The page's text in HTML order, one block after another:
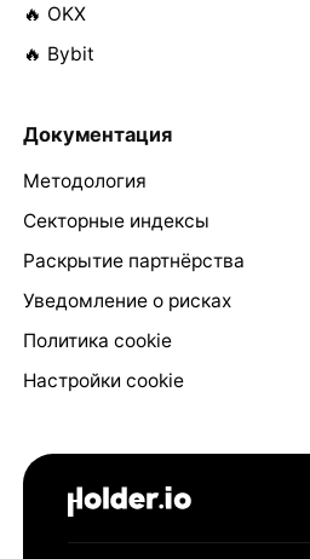
🔥 OKX
🔥 Bybit
Документация
Методология
Секторные индексы
Раскрытие партнёрства
Уведомление о рисках
Политика cookie
Настройки cookie